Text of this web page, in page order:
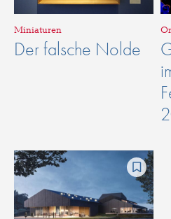
Miniaturen
Der falsche Nolde